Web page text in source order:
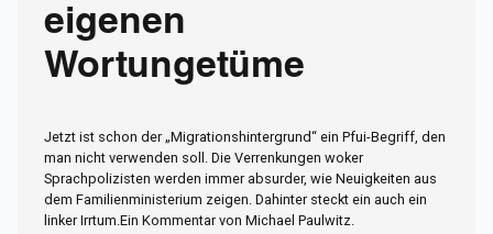
eigenen
Wortungetüme
Jetzt ist schon der „Migrationshintergrund“ ein Pfui-Begriff, den
man nicht verwenden soll. Die Verrenkungen woker
Sprachpolizisten werden immer absurder, wie Neuigkeiten aus
dem Familienministerium zeigen. Dahinter steckt ein auch ein
linker Irrtum.Ein Kommentar von Michael Paulwitz.